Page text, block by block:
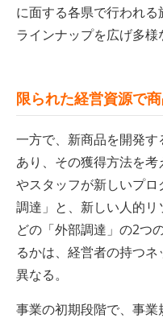
に面する各県で行われ
ラインナップを広げ多様
限られた経営資源で
一方で、新商品を開発
あり、その獲得方法を
やスタッフが新しいプ
調達」と、新しい人的
どの「外部調達」の2つ
るかは、経営者の持つ
異なる。
事業の初期段階で、事